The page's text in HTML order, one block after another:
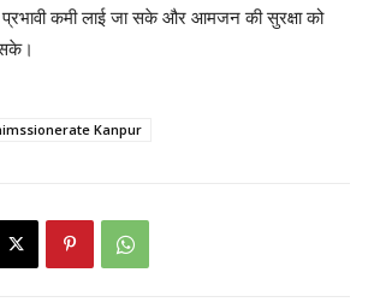
कमी लाई जा सके और आमजन की सुरक्षा को
Kanpur